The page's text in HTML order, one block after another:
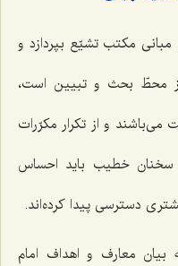
مکتب تشیّع بپردازد و
محطّ بحث و تبیین است،
می‌باشند و از تکرار مکرّرات
سخنان خطیب باید احساس
دسترسی پیدا کرده‌اند.
معارف و اهداف امام